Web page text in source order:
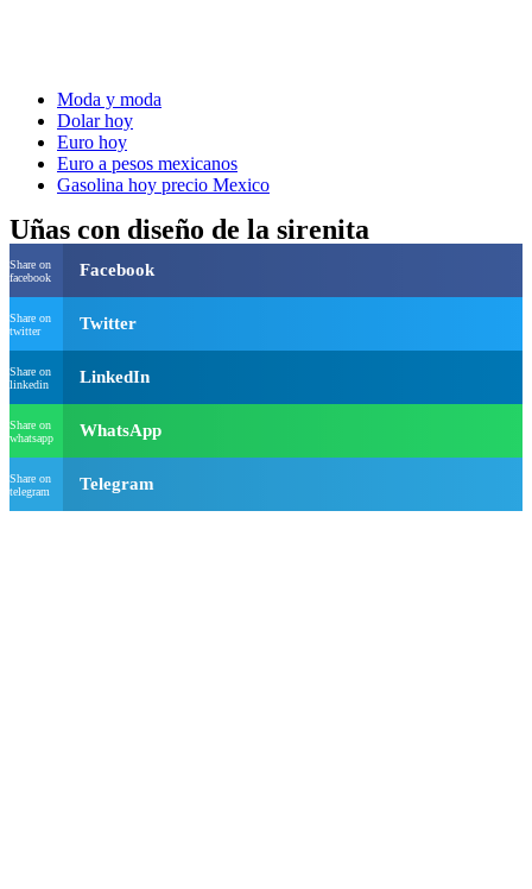
Moda y moda
Dolar hoy
Euro hoy
Euro a pesos mexicanos
Gasolina hoy precio Mexico
Uñas con diseño de la sirenita
Share on
facebook
Facebook
Share on
twitter
Twitter
Share on
linkedin
LinkedIn
Share on
whatsapp
WhatsApp
Share on
telegram
Telegram